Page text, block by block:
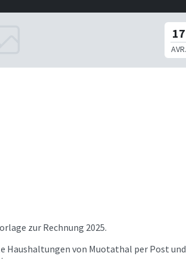
zur Rechnung 2025.
Haushaltungen von Muotathal per Post und